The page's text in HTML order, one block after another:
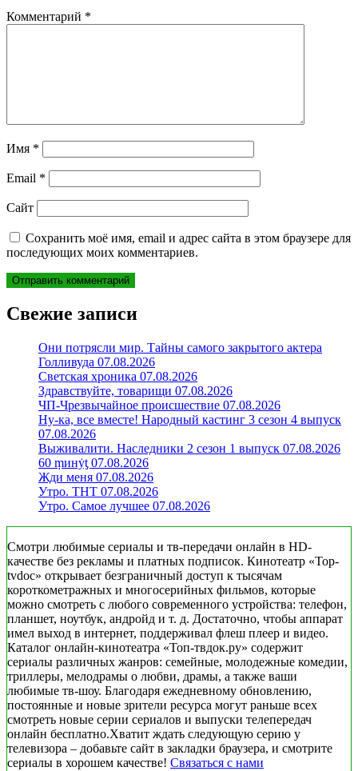
Комментарий *
Имя *
Email *
Сайт
Сохранить моё имя, email и адрес сайта в этом браузере для
последующих моих комментариев.
Свежие записи
Они потрясли мир. Тайны самого закрытого актера
Голливуда 07.08.2026
Светская хроника 07.08.2026
Здравствуйте, товарищи 07.08.2026
ЧП-Чрезвычайное происшествие 07.08.2026
Ну-ка, все вместе! Народный кастинг 3 сезон 4 выпуск
07.08.2026
Выживалити. Наследники 2 сезон 1 выпуск 07.08.2026
60 ṃинẏƫ 07.08.2026
Жди меня 07.08.2026
Утро. ТНТ 07.08.2026
Утро. Самое лучшее 07.08.2026
Смотри любимые сериалы и тв-передачи онлайн в HD-
качестве без рекламы и платных подписок. Кинотеатр «Top-
tvdoc» открывает безграничный доступ к тысячам
короткометражных и многосерийных фильмов, которые
можно смотреть с любого современного устройства: телефон,
планшет, ноутбук, андройд и т. д. Достаточно, чтобы аппарат
имел выход в интернет, поддерживал флеш плеер и видео.
Каталог онлайн-кинотеатра «Топ-твдок.ру» содержит
сериалы различных жанров: семейные, молодежные комедии,
триллеры, мелодрамы о любви, драмы, а также ваши
любимые тв-шоу. Благодаря ежедневному обновлению,
постоянные и новые зрители ресурса могут раньше всех
смотреть новые серии сериалов и выпуски телепередач
онлайн бесплатно.Хватит ждать следующую серию у
телевизора – добавьте сайт в закладки браузера, и смотрите
сериалы в хорошем качестве! Связаться с нами